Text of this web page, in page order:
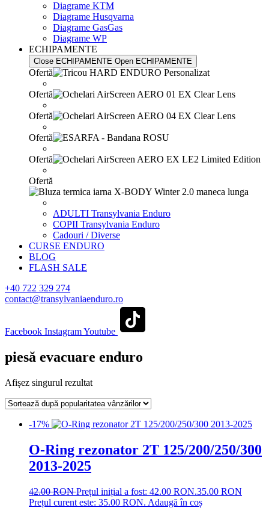
Diagrame KTM
Diagrame Husqvarna
Diagrame GasGas
Diagrame WP
ECHIPAMENTE
Close ECHIPAMENTE Open ECHIPAMENTE
Ofertă
Ofertă
Ofertă
Ofertă
Ofertă
Ofertă
ADULTI Transylvania Enduro
COPII Transylvania Enduro
Cadouri / Diverse
CURSE ENDURO
BLOG
FLASH SALE
+40 722 329 274
contact@transylvaniaenduro.ro
Facebook InstagramYoutube
piesă evacuare enduro
Afișez singurul rezultat
-17%
O-Ring rezonator 2T 125/200/250/300
2013-2025
42.00RONPrețul inițial a fost: 42.00 RON.35.00 RON
Prețul curent este: 35.00 RON. Adaugă în coș